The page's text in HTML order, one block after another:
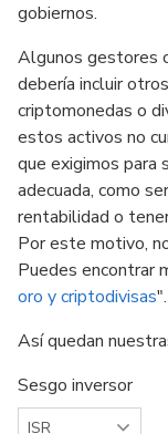
gobiernos.
Algunos gestores
debería incluir
criptomonedas o
estos activos no
que exigimos para
adecuada, como
rentabilidad o
Por este motivo,
Puedes encontrar
oro y criptodivisas".
Así quedan
Sesgo inversor